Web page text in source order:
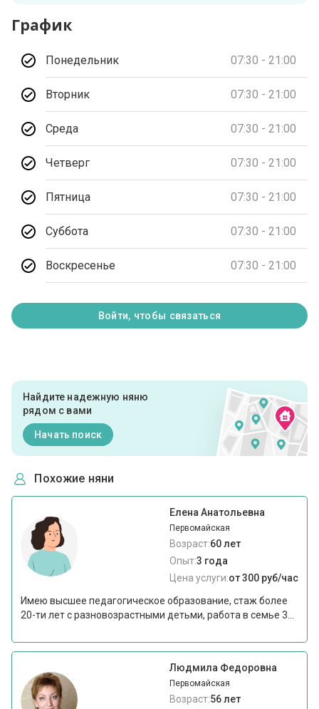
График
Понедельник 07:30 - 21:00
Вторник 07:30 - 21:00
Среда 07:30 - 21:00
Четверг 07:30 - 21:00
Пятница 07:30 - 21:00
Суббота 07:30 - 21:00
Воскресенье 07:30 - 21:00
Войти, чтобы связаться
Найдите надежную няню
рядом с вами
Начать поиск
Похожие няни
Елена Анатольевна
Первомайская
Возраст:60 лет
Опыт:3 года
Цена услуги:от 300 руб/час
Имею высшее педагогическое образование, стаж более
20-ти лет с разновозрастными детьми, работа в семье 3...
Людмила Федоровна
Первомайская
Возраст:56 лет